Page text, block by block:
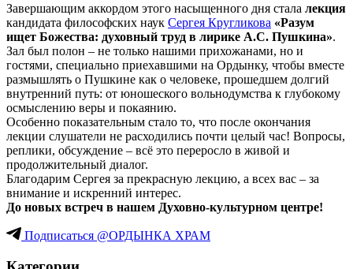
Завершающим аккордом этого насыщенного дня стала лекция
кандидата философских наук Сергея Кругликова «Разум
ищет Божества: духовный труд в лирике А.С. Пушкина».
Зал был полон – не только нашими прихожанами, но и
гостями, специально приехавшими на Ордынку, чтобы вместе
размышлять о Пушкине как о человеке, прошедшем долгий
внутренний путь: от юношеского вольнодумства к глубокому
осмыслению веры и покаянию.
Особенно показательным стало то, что после окончания
лекции слушатели не расходились почти целый час! Вопросы,
реплики, обсуждение – всё это переросло в живой и
продолжительный диалог.
Благодарим Сергея за прекрасную лекцию, а всех вас – за
внимание и искренний интерес.
До новых встреч в нашем Духовно-культурном центре!
Подписаться @ОРДЫНКА ХРАМ